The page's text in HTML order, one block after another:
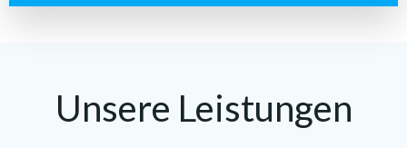
Unsere Leistungen